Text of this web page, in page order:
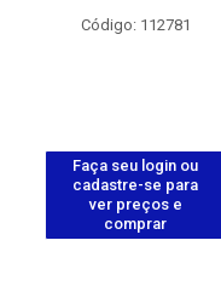
Código: 112781
Faça seu login ou
cadastre-se para
ver preços e
comprar